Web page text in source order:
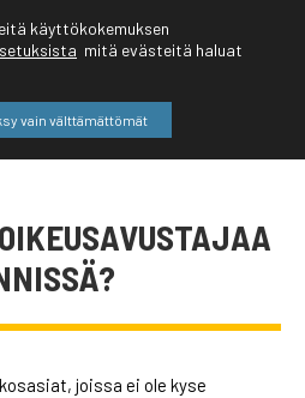
joissa ei ole kyse
käyttökokemuksen
mitä evästeitä haluat
vain välttämättömät